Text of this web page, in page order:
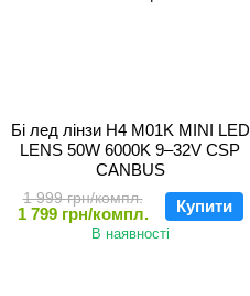
Бі лед лінзи H4 M01K MINI LED
LENS 50W 6000K 9–32V CSP
CANBUS
1 999 грн/компл.
1 799 грн/компл. Купити
В наявності